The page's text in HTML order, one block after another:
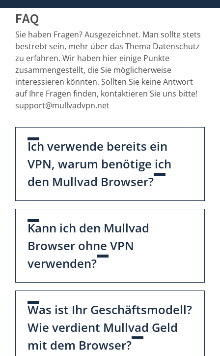
FAQ
Sie haben Fragen? Ausgezeichnet. Man sollte stets
bestrebt sein, mehr über das Thema Datenschutz
zu erfahren. Wir haben hier einige Punkte
zusammengestellt, die Sie möglicherweise
interessieren könnten. Sollten Sie keine Antwort
auf Ihre Fragen finden, kontaktieren Sie uns bitte!
support@mullvadvpn.net
Ich verwende bereits ein
VPN, warum benötige ich
den Mullvad Browser?
Kann ich den Mullvad
Browser ohne VPN
verwenden?
Was ist Ihr Geschäftsmodell?
Wie verdient Mullvad Geld
mit dem Browser?